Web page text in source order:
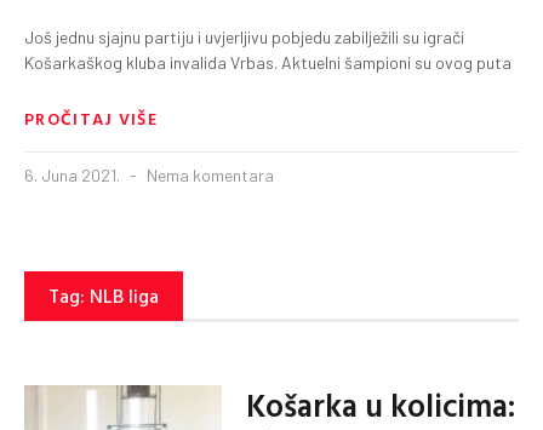
Još jednu sjajnu partiju i uvjerljivu pobjedu zabilježili su igrači
Košarkaškog kluba invalida Vrbas. Aktuelni šampioni su ovog puta
PROČITAJ VIŠE
6. Juna 2021. Nema komentara
Tag: NLB liga
Košarka u kolicima: